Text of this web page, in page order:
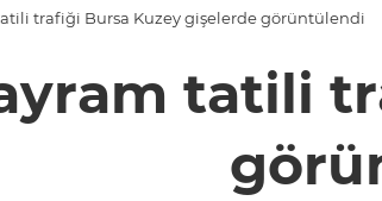
trafiği Bursa Kuzey gişelerde görüntülendi
tatili